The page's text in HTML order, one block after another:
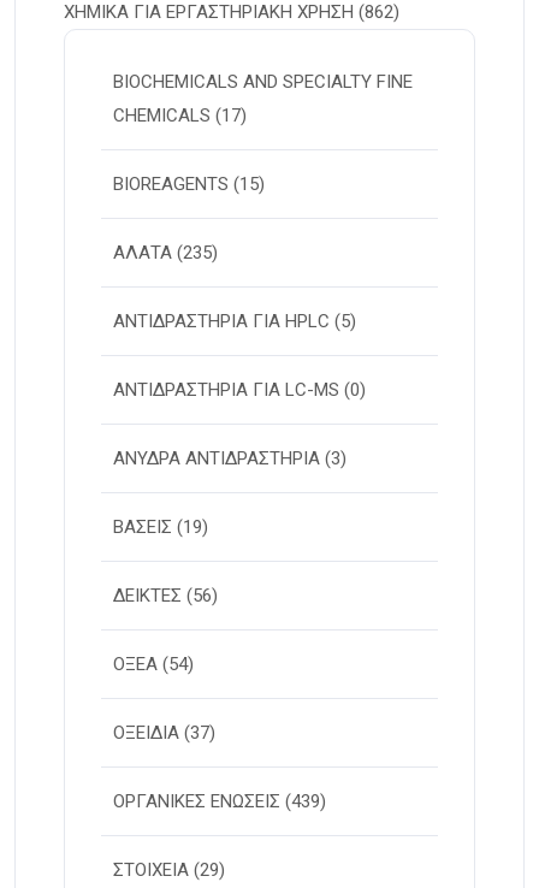
ΧΗΜΙΚΑ ΓΙΑ ΕΡΓΑΣΤΗΡΙΑΚΗ ΧΡΗΣΗ (862)
BIOCHEMICALS AND SPECIALTY FINE
CHEMICALS (17)
BIOREAGENTS (15)
ΑΛΑΤΑ (235)
ΑΝΤΙΔΡΑΣΤΗΡΙΑ ΓΙΑ HPLC (5)
ΑΝΤΙΔΡΑΣΤΗΡΙΑ ΓΙΑ LC-MS (0)
ΑΝΥΔΡΑ ΑΝΤΙΔΡΑΣΤΗΡΙΑ (3)
ΒΑΣΕΙΣ (19)
ΔΕΙΚΤΕΣ (56)
ΟΞΕΑ (54)
ΟΞΕΙΔΙΑ (37)
ΟΡΓΑΝΙΚΕΣ ΕΝΩΣΕΙΣ (439)
ΣΤΟΙΧΕΙΑ (29)